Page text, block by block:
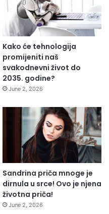
Kako će tehnologija
promijeniti naš
svakodnevni život do
2035. godine?
June 2, 2026
Sandrina priča mnoge je
dirnula u srce! Ovo je njena
životna priča!
June 2, 2026